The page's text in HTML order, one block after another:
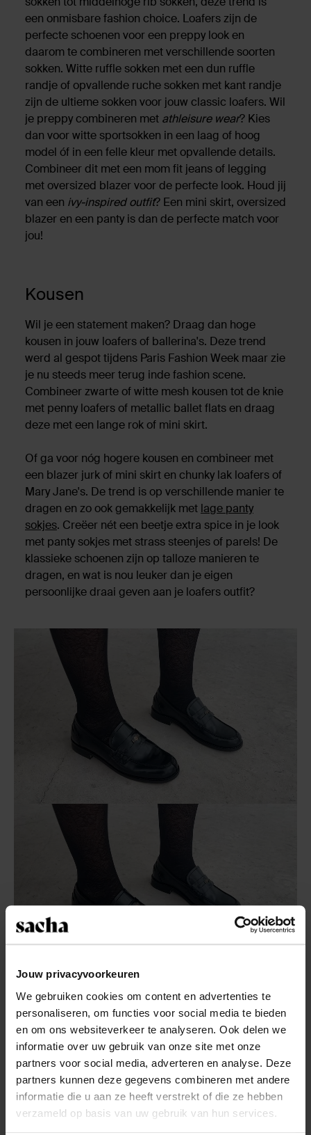
Jouw privacyvoorkeuren
We gebruiken cookies om content en advertenties te
personaliseren, om functies voor social media te bieden
en om ons websiteverkeer te analyseren. Ook delen we
informatie over uw gebruik van onze site met onze
partners voor social media, adverteren en analyse. Deze
partners kunnen deze gegevens combineren met andere
informatie die u aan ze heeft verstrekt of die ze hebben
verzameld op basis van uw gebruik van hun services.
een onmisbare fashion choice. Loafers zijn de
perfecte schoenen voor een preppy look en
daarom te combineren met verschillende soorten
sokken. Witte ruffle sokken met een dun ruffle
randje of opvallende ruche sokken met kant randje
zijn de ultieme sokken voor jouw classic loafers. Wil
je preppy combineren met athleisure wear? Kies
dan voor witte sportsokken in een laag of hoog
model óf in een felle kleur met opvallende details.
Combineer dit met een mom fit jeans of legging
met oversized blazer voor de perfecte look. Houd jij
van een ivy-inspired outfit? Een mini skirt, oversized
blazer en een panty is dan de perfecte match voor
jou!
Kousen
Wil je een statement maken? Draag dan hoge
kousen in jouw loafers of ballerina's. Deze trend
werd al gespot tijdens Paris Fashion Week maar zie
je nu steeds meer terug inde fashion scene.
Combineer zwarte of witte mesh kousen tot de knie
met penny loafers of metallic ballet flats en draag
deze met een lange rok of mini skirt.
Of ga voor nóg hogere kousen en combineer met
een blazer jurk of mini skirt en chunky lak loafers of
Mary Jane's. De trend is op verschillende manier te
dragen en zo ook gemakkelijk met lage panty
sokjes. Creëer nét een beetje extra spice in je look
met panty sokjes met strass steenjes of parels! De
klassieke schoenen zijn op talloze manieren te
dragen, en wat is nou leuker dan je eigen
persoonlijke draai geven aan je loafers outfit?